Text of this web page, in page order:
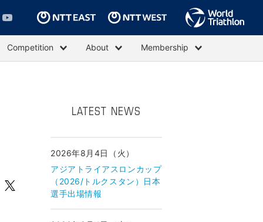
Competition About Membership
LATEST NEWS
2026年8月4日（火）
アジアトライアスロンカップ
（2026/トルクスタン）日本
選手出場情報